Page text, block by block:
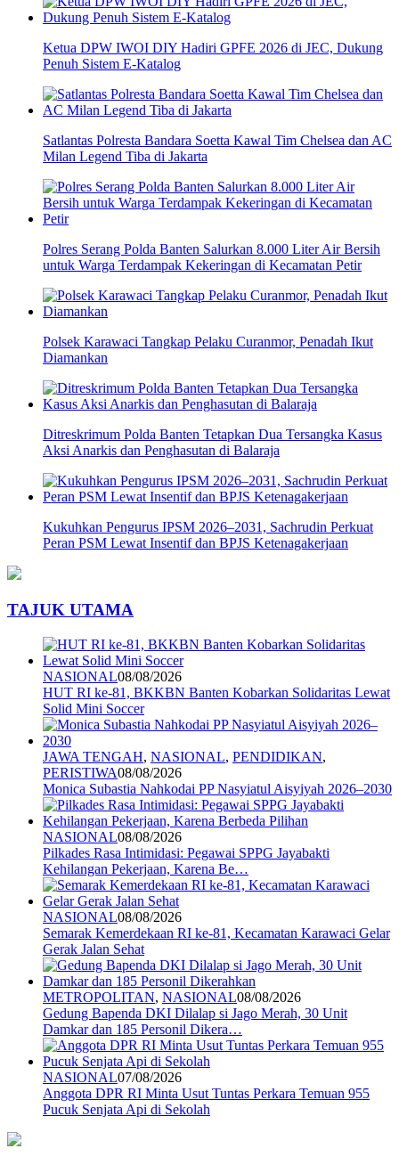
Ketua DPW IWOI DIY Hadiri GPFE 2026 di JEC, Dukung
Penuh Sistem E-Katalog
Satlantas Polresta Bandara Soetta Kawal Tim Chelsea dan AC
Milan Legend Tiba di Jakarta
Polres Serang Polda Banten Salurkan 8.000 Liter Air Bersih
untuk Warga Terdampak Kekeringan di Kecamatan Petir
Polsek Karawaci Tangkap Pelaku Curanmor, Penadah Ikut
Diamankan
Ditreskrimum Polda Banten Tetapkan Dua Tersangka Kasus
Aksi Anarkis dan Penghasutan di Balaraja
Kukuhkan Pengurus IPSM 2026–2031, Sachrudin Perkuat
Peran PSM Lewat Insentif dan BPJS Ketenagakerjaan
TAJUK UTAMA
NASIONAL08/08/2026
HUT RI ke-81, BKKBN Banten Kobarkan Solidaritas Lewat
Solid Mini Soccer
JAWA TENGAH, NASIONAL, PENDIDIKAN,
PERISTIWA08/08/2026
Monica Subastia Nahkodai PP Nasyiatul Aisyiyah 2026–2030
NASIONAL08/08/2026
Pilkades Rasa Intimidasi: Pegawai SPPG Jayabakti
Kehilangan Pekerjaan, Karena Be…
NASIONAL08/08/2026
Semarak Kemerdekaan RI ke-81, Kecamatan Karawaci Gelar
Gerak Jalan Sehat
METROPOLITAN, NASIONAL08/08/2026
Gedung Bapenda DKI Dilalap si Jago Merah, 30 Unit
Damkar dan 185 Personil Dikera…
NASIONAL07/08/2026
Anggota DPR RI Minta Usut Tuntas Perkara Temuan 955
Pucuk Senjata Api di Sekolah